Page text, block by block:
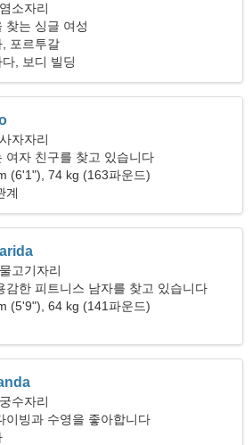
소자리
찾는 싱글 여성
, 포르투갈
, 보디 빌딩
자자리
여자 친구를 찾고 있습니다
(6'1"), 74 kg (163파운드)
계
고기자리
감한 피트니스 남자를 찾고 있습니다
(5'9"), 64 kg (141파운드)
수자리
이빙과 수영을 좋아합니다